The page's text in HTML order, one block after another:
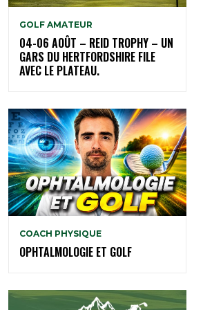
GOLF AMATEUR
04-06 AOÛT – REID TROPHY – UN
GARS DU HERTFORDSHIRE FILE
AVEC LE PLATEAU.
COACH PHYSIQUE
OPHTALMOLOGIE ET GOLF